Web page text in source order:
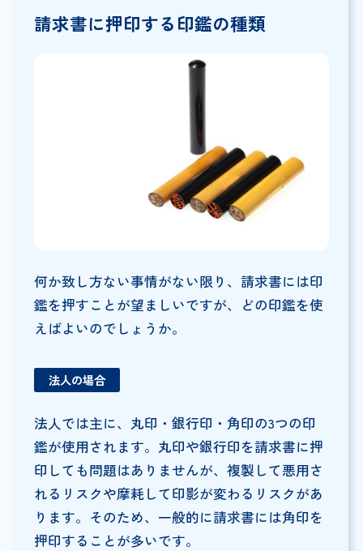
請求書に押印する印鑑の種類
何か致し方ない事情がない限り、請求書には印
鑑を押すことが望ましいですが、どの印鑑を使
えばよいのでしょうか。
法人の場合
法人では主に、丸印・銀行印・角印の3つの印
鑑が使用されます。丸印や銀行印を請求書に押
印しても問題はありませんが、複製して悪用さ
れるリスクや摩耗して印影が変わるリスクがあ
ります。そのため、一般的に請求書には角印を
押印することが多いです。